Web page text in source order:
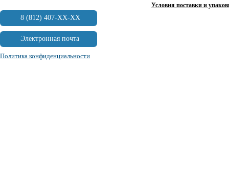
Условия поставки и
8 (812) 407-XX-XX
Электронная почта
Политика конфиденциальности